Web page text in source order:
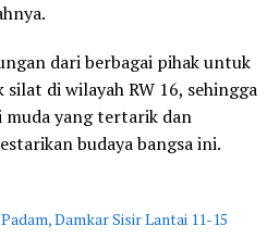
dari berbagai pihak untuk
di wilayah RW 16, sehingga
muda yang tertarik dan
budaya bangsa ini.
Damkar Sisir Lantai 11-15